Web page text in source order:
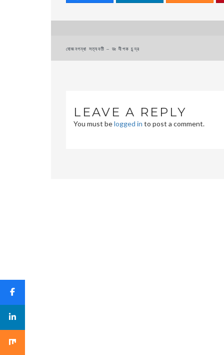
Post
যােজনগন্ধা সত্যবতী – ডঃ দীপক চন্দ্র
LEAVE A REPLY
You must belogged in to post a comment.